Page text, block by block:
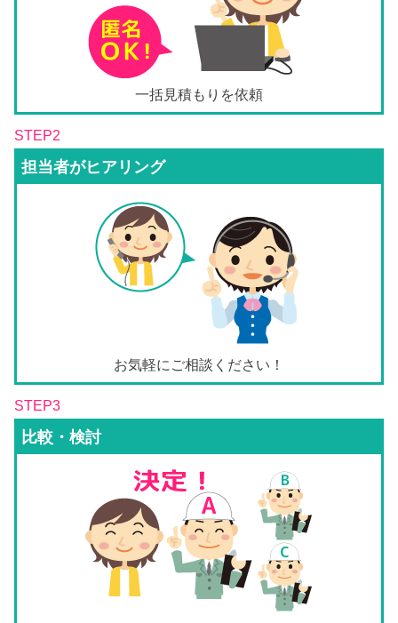
一括見積もりを依頼
STEP2
担当者がヒアリング
お気軽にご相談ください！
STEP3
比較・検討